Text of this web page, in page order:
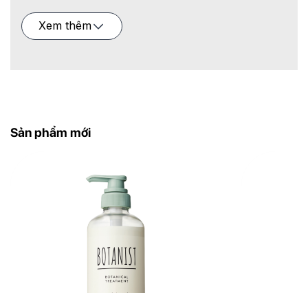
Hướng dẫn sử dụng
Làm sạch vùng da quanh chân mày
Cầm dao nghiêng khoảng 30–45 độ, cạo nhẹ
Sau khi tỉa xong, lau lại bằng khăn ấm, có thể
dưỡng ẩm nếu cần.
Rửa sạch dao, lau khô và đậy nắp bảo vệ lại
dùng cho lần tiếp theo.
Xem thêm
Sản phẩm mới